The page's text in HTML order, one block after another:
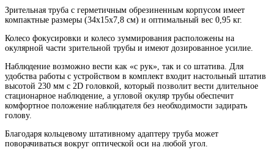
Зрительная труба с герметичным обрезиненным корпусом имеет
компактные размеры (34х15х7,8 см) и оптимальный вес 0,95 кг.
Колесо фокусировки и колесо зуммирования расположены на
окулярной части зрительной трубы и имеют дозированное усилие.
Наблюдение возможно вести как «с рук», так и со штатива. Для
удобства работы с устройством в комплект входит настольный штатив
высотой 230 мм с 2D головкой, который позволит вести длительное
стационарное наблюдение, а угловой окуляр трубы обеспечит
комфортное положение наблюдателя без необходимости задирать
голову.
Благодаря кольцевому штативному адаптеру труба может
поворачиваться вокруг оптической оси на любой угол.